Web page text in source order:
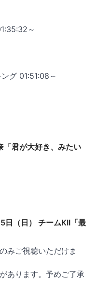
～
グ 01:51:08～
君が大好き、みたい
日（日） チームKII「最
みご視聴いただけま
あります。予めご了承